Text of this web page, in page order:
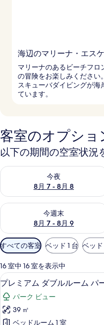
海辺のマリーナ・エス
マリーナのあるビーチフ
の冒険をお楽しみください
スキューバダイビングが海
ています。
客室のオプショ
以下の期間の空室状況
今夜
8月 7 - 8月 8
今夜 8月 7 - 8月 8 の空室状況
今週末
8月 7 - 8月 9
今週末 8月 7 - 8月 9 の空室状
利
用
可
能
な
客
室
の
すべての客室 ベッド 1 台 ベッ
16 室中 16 室を表示中
プ
レ
ミ
ア
13
プレミアム ダブルルーム パ
パーク ビュー
39 ㎡
ベッドルーム 1 室